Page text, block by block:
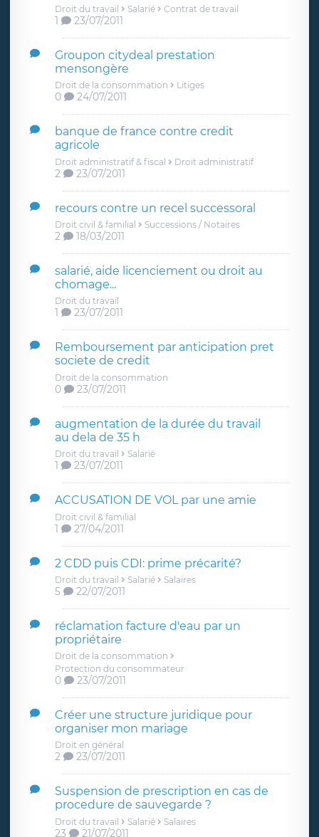
Droit du travail Salarié Contrat de travail
1 23/07/2011
Groupon citydeal prestation
mensongère
Droit de la consommation Litiges
0 24/07/2011
banque de france contre credit
agricole
Droit administratif & fiscal Droit administratif
2 23/07/2011
recours contre un recel successoral
Droit civil & familial Successions / Notaires
2 18/03/2011
salarié, aide licenciement ou droit au
chomage...
Droit du travail
1 23/07/2011
Remboursement par anticipation pret
societe de credit
Droit de la consommation
0 23/07/2011
augmentation de la durée du travail
au dela de 35 h
Droit du travail Salarié
1 23/07/2011
ACCUSATION DE VOL par une amie
Droit civil & familial
1 27/04/2011
2 CDD puis CDI: prime précarité?
Droit du travail Salarié Salaires
5 22/07/2011
réclamation facture d'eau par un
propriétaire
Droit de la consommation
Protection du consommateur
0 23/07/2011
Créer une structure juridique pour
organiser mon mariage
Droit en général
2 23/07/2011
Suspension de prescription en cas de
procedure de sauvegarde ?
Droit du travail Salarié Salaires
23 21/07/2011